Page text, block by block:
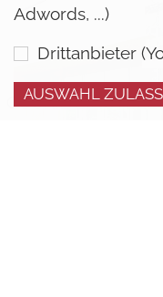
Adwords, ...)
Drittanbieter
COOKIE